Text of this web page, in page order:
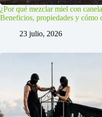
¿Por qué mezclar miel con
Beneficios, propiedades y cómo
23 julio, 2026